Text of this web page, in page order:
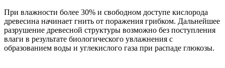
При влажности более 30% и свободном доступе кислорода
древесина начинает гнить от поражения грибком. Дальнейшее
разрушение древесной структуры возможно без поступления
влаги в результате биологического увлажнения с
образованием воды и углекислого газа при распаде глюкозы.